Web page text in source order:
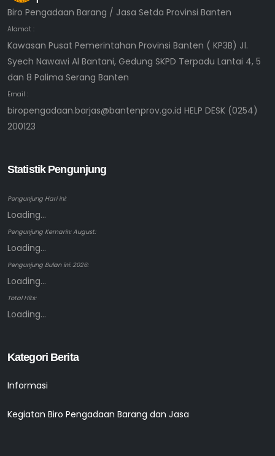
Biro Pengadaan Barang / Jasa Setda Provinsi Banten
Alamat :
Kawasan Pusat Pemerintahan Provinsi Banten ( KP3B) Jl.
Syech Nawawi Al Bantani, Gedung SKPD Terpadu Lantai 4, 5
dan 8 Palima Serang Banten
Email :
biropengadaan.barjas@bantenprov.go.id HELP DESK (0254)
200123
Statistik Pengunjung
Pengunjung Hari ini:
Loading...
Pengunjung Kemarin: August:
Loading...
Pengunjung Bulan ini: 2026:
Loading...
Total Hits:
Loading...
Kategori Berita
Informasi
Kegiatan Biro Pengadaan Barang dan Jasa